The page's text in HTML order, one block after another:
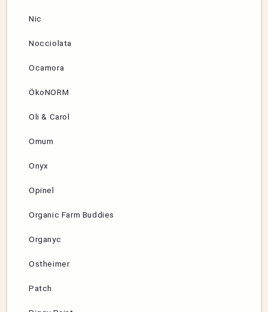
Nic
Nocciolata
Ocamora
ÖkoNORM
Oli & Carol
Omum
Onyx
Opinel
Organic Farm Buddies
Organyc
Ostheimer
Patch